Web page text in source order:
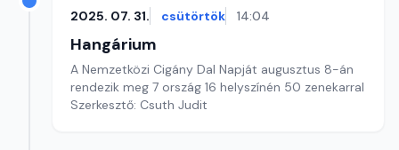
2025. 07. 31. csütörtök 14:04
Hangárium
A Nemzetközi Cigány Dal Napját augusztus 8-án
rendezik meg 7 ország 16 helyszínén 50 zenekarral
Szerkesztő: Csuth Judit